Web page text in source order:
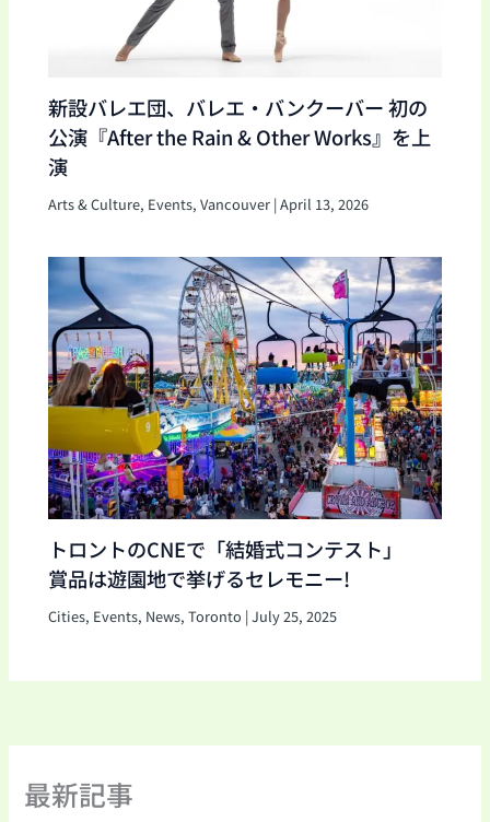
新設バレエ団、バレエ・バンクーバー 初の
公演『After the Rain & Other Works』を上
演
Arts & Culture, Events,Vancouver |April 13, 2026
トロントのCNEで「結婚式コンテスト」
賞品は遊園地で挙げるセレモニー!
Cities, Events, News,Toronto |July 25, 2025
最新記事